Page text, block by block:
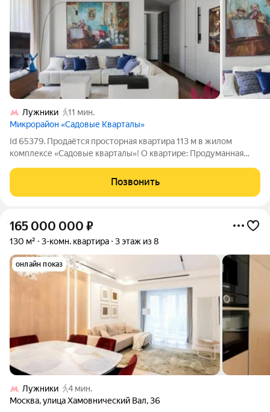
Лужники
11 мин.
Микрорайон «Садовые Кварталы»
Id 65379. Продаётся просторная квартира 113 м в жилом
комплексе «Садовые кварталы»! О квартире: Продуманная
спальни, одна из которых с собственной гардеробной,
Позвонить
165 000 000 ₽
130 м² 3-комн. квартира 3 этаж из 8
онлайн показ
Лужники
4 мин.
Москва,улица Хамовнический Вал,36